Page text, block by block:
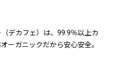
デカフェ）は、99.9％以上カ
ーガニックだから安心安全。